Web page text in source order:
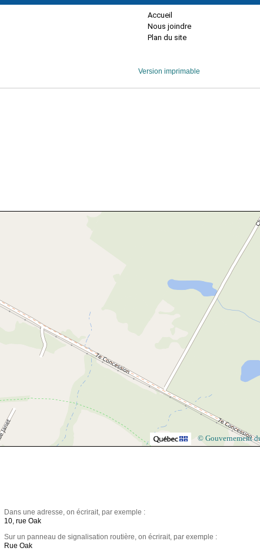
Accueil
Nous joindre
Plan du site
Version imprimable
© Gouvernement
Dans une adresse, on écrirait, par exemple :
10, rue Oak
Sur un panneau de signalisation routière, on écrirait, par exemple :
Rue Oak